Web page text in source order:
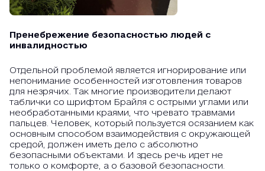
Пренебрежение безопасностью людей с
инвалидностью
Отдельной проблемой является игнорирование или
непонимание особенностей изготовления товаров
для незрячих. Так многие производители делают
таблички со шрифтом Брайля с острыми углами или
необработанными краями, что чревато травмами
пальцев. Человек, который пользуется осязанием как
основным способом взаимодействия с окружающей
средой, должен иметь дело с абсолютно
безопасными объектами. И здесь речь идет не
только о комфорте, а о базовой безопасности.